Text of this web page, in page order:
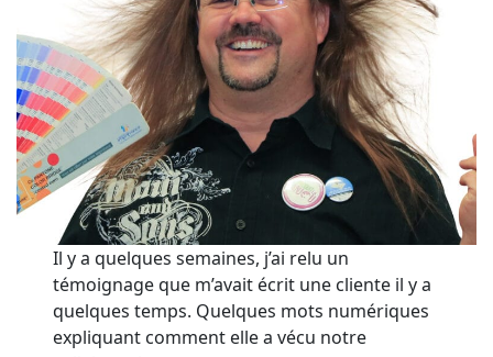
Il y a quelques semaines, j’ai relu un
témoignage que m’avait écrit une cliente il y a
quelques temps. Quelques mots numériques
expliquant comment elle a vécu notre